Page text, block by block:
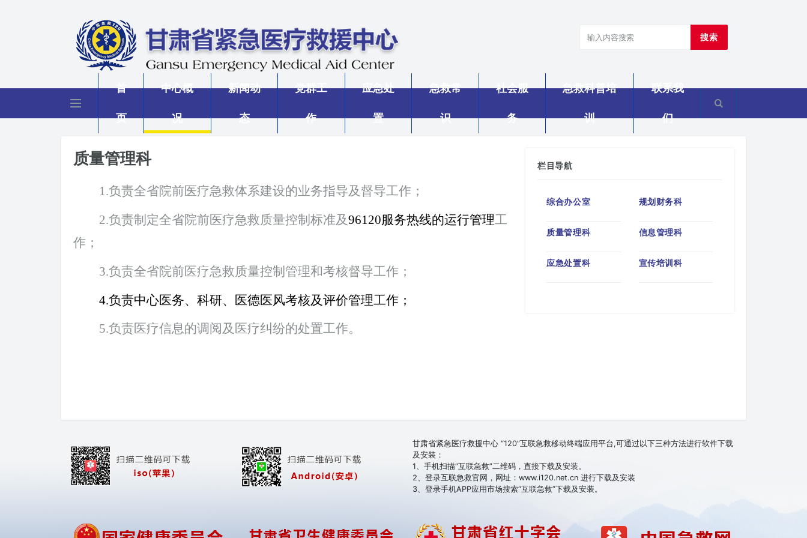
搜索
首
页
中心概
况
新闻动
态
党群工
作
应急处
置
急救常
识
社会服
务
急救科普培
训
联系我
们
质量管理科
1.负责全省院前医疗急救体系建设的业务指导及督导工作；
2.负责制定全省院前医疗急救质量控制标准及96120服务热线的运行管理工
作；
3.负责全省院前医疗急救质量控制管理和考核督导工作；
4.负责中心医务、科研、医德医风考核及评价管理工作；
5.负责医疗信息的调阅及医疗纠纷的处置工作。
栏目导航
综合办公室 规划财务科
质量管理科 信息管理科
应急处置科 宣传培训科
甘肃省紧急医疗救援中心 “120”互联急救移动终端应用平台,可通过以下三种方法进行软件下载
及安装：
1、手机扫描“互联急救”二维码，直接下载及安装。
2、登录互联急救官网，网址：www.i120.net.cn 进行下载及安装
3、登录手机APP应用市场搜索“互联急救”下载及安装。